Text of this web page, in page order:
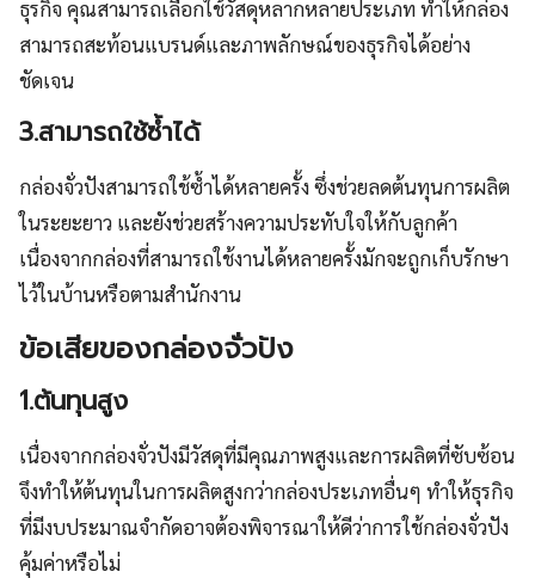
ธุรกิจ คุณสามารถเลือกใช้วัสดุหลากหลายประเภท ทำให้กล่อง
สามารถสะท้อนแบรนด์และภาพลักษณ์ของธุรกิจได้อย่าง
ชัดเจน
3.สามารถใช้ซ้ำได้
กล่องจั่วปังสามารถใช้ซ้ำได้หลายครั้ง ซึ่งช่วยลดต้นทุนการผลิต
ในระยะยาว และยังช่วยสร้างความประทับใจให้กับลูกค้า
เนื่องจากกล่องที่สามารถใช้งานได้หลายครั้งมักจะถูกเก็บรักษา
ไว้ในบ้านหรือตามสำนักงาน
ข้อเสียของกล่องจั่วปัง
1.ต้นทุนสูง
เนื่องจากกล่องจั่วปังมีวัสดุที่มีคุณภาพสูงและการผลิตที่ซับซ้อน
จึงทำให้ต้นทุนในการผลิตสูงกว่ากล่องประเภทอื่นๆ ทำให้ธุรกิจ
ที่มีงบประมาณจำกัดอาจต้องพิจารณาให้ดีว่าการใช้กล่องจั่วปัง
คุ้มค่าหรือไม่